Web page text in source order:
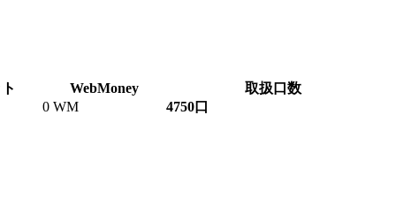
WebMoney
取扱口数
0 WM 4750口